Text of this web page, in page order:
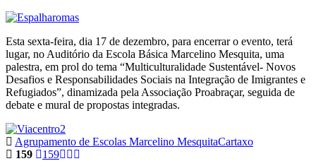
Esta sexta-feira, dia 17 de dezembro, para encerrar o evento, terá
lugar, no Auditório da Escola Básica Marcelino Mesquita, uma
palestra, em prol do tema “Multiculturalidade Sustentável- Novos
Desafios e Responsabilidades Sociais na Integração de Imigrantes e
Refugiados”, dinamizada pela Associação Proabraçar, seguida de
debate e mural de propostas integradas.
Agrupamento de Escolas Marcelino MesquitaCartaxo
159
159